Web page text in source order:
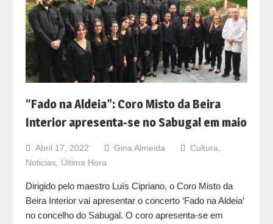
“Fado na Aldeia”: Coro Misto da Beira
Interior apresenta-se no Sabugal em maio
Abril 17, 2022 Gina Almeida Cultura
Noticias, Última Hora
Dirigido pelo maestro Luís Cipriano, o Coro Misto da
Beira Interior vai apresentar o concerto ‘Fado na Aldeia’
no concelho do Sabugal. O coro apresenta-se em